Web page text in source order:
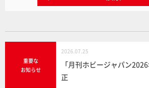
重要な
お知らせ
2026.07.25
「月刊ホビージャパン
正